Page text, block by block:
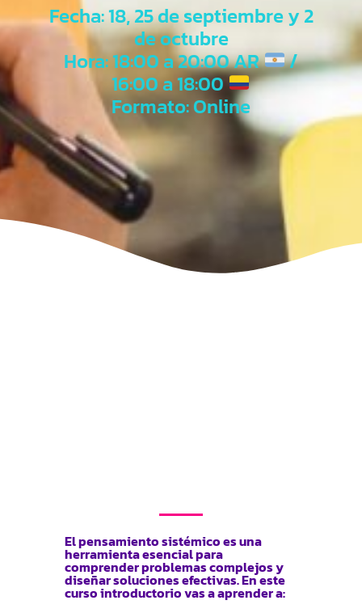
Fecha: 18, 25 de septiembre y 2
de octubre
Hora: 18:00 a 20:00 AR
/
16:00 a 18:00
Formato: Online
El pensamiento sistémico es una
herramienta esencial para
comprender problemas complejos y
diseñar soluciones efectivas. En este
curso introductorio vas a aprender a: